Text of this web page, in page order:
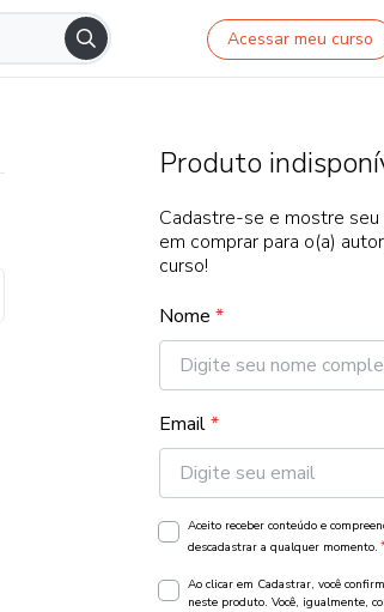
Acessar meu curso
Produto
Cadastre-se e mostre
em comprar para o(a)
curso!
Nome *
Email*
Aceito receber conteúdo e
descadastrar a qualquer momento.
Ao clicar em Cadastrar, você
neste produto. Você, igualmente,